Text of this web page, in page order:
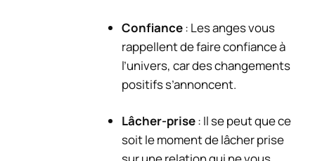
Confiance: Les anges vous
rappellent de faire confiance à
l’univers, car des changements
positifs s’annoncent.
Lâcher-prise: Il se peut que ce
soit le moment de lâcher prise